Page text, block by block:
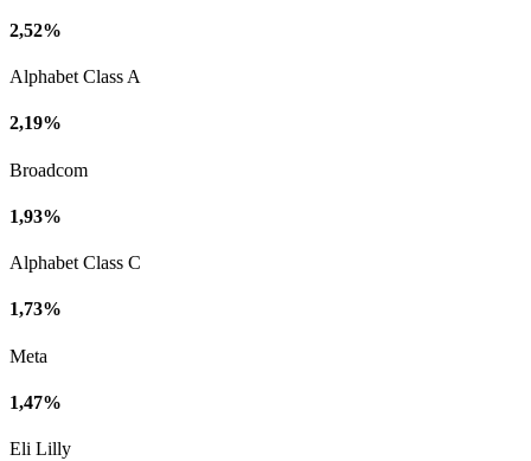
2,52%
Alphabet Class A
2,19%
Broadcom
1,93%
Alphabet Class C
1,73%
Meta
1,47%
Eli Lilly